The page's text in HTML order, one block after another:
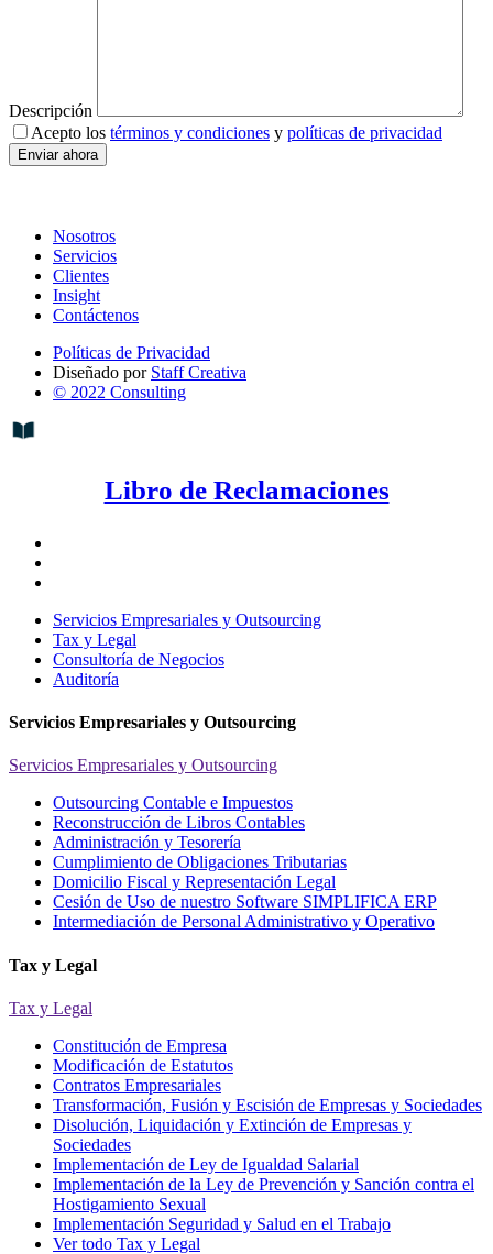
Descripción
Acepto los términos y condiciones y políticas de privacidad
Nosotros
Servicios
Clientes
Insight
Contáctenos
Políticas de Privacidad
Diseñado por Staff Creativa
© 2022 Consulting
Libro de Reclamaciones
Servicios Empresariales y Outsourcing
Tax y Legal
Consultoría de Negocios
Auditoría
Servicios Empresariales y Outsourcing
Servicios Empresariales y Outsourcing
Outsourcing Contable e Impuestos
Reconstrucción de Libros Contables
Administración y Tesorería
Cumplimiento de Obligaciones Tributarias
Domicilio Fiscal y Representación Legal
Cesión de Uso de nuestro Software SIMPLIFICA ERP
Intermediación de Personal Administrativo y Operativo
Tax y Legal
Tax y Legal
Constitución de Empresa
Modificación de Estatutos
Contratos Empresariales
Transformación, Fusión y Escisión de Empresas y Sociedades
Disolución, Liquidación y Extinción de Empresas y
Sociedades
Implementación de Ley de Igualdad Salarial
Implementación de la Ley de Prevención y Sanción contra el
Hostigamiento Sexual
Implementación Seguridad y Salud en el Trabajo
Ver todo Tax y Legal